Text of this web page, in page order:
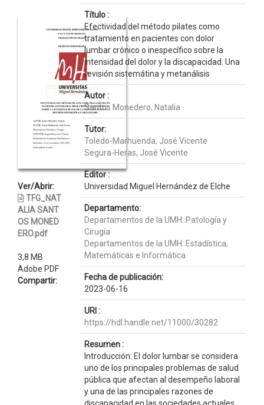
Ver/Abrir:
TFG_NAT
ALIA SANT
OS MONED
ERO.pdf
3,8 MB
Adobe PDF
Compartir:
Título :
Efectividad del método pilates como
tratamiento en pacientes con dolor
lumbar crónico o inespecífico sobre la
intensidad del dolor y la discapacidad. Una
revisión sistemátina y metanálisis
Autor :
Santos Monedero, Natalia
Tutor:
Toledo-Marhuenda, José Vicente
Segura-Heras, José Vicente
Editor :
Universidad Miguel Hernández de Elche
Departamento:
Departamentos de la UMH::Patología y
Cirugía
Departamentos de la UMH::Estadística,
Matemáticas e Informática
Fecha de publicación:
2023-06-16
URI :
https://hdl.handle.net/11000/30282
Resumen :
Introducción: El dolor lumbar se considera
uno de los principales problemas de salud
pública que afectan al desempeño laboral
y una de las principales razones de